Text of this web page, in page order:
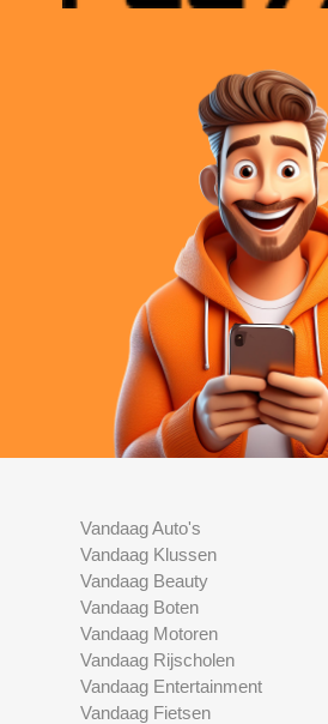
Vandaag Auto's
Vandaag Klussen
Vandaag Beauty
Vandaag Boten
Vandaag Motoren
Vandaag Rijscholen
Vandaag Entertainment
Vandaag Fietsen